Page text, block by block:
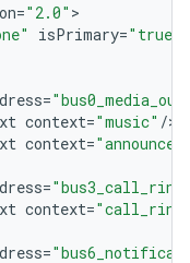
="2.0"
isPrimary="true"
=
context="music" /
context=
=
context=
=